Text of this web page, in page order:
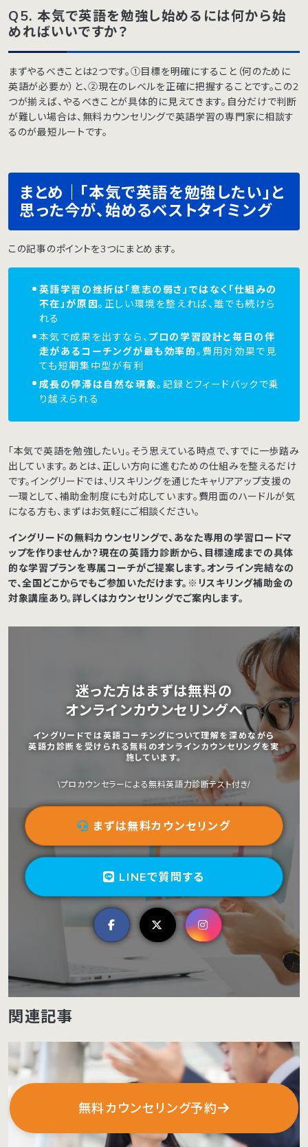
Q5. 本気で英語を勉強し始めるには何から始
めればいいですか？
まずやるべきことは2つです。①目標を明確にすること（何のために
英語が必要か）と、②現在のレベルを正確に把握することです。この2
つが揃えば、やるべきことが具体的に見えてきます。自分だけで判断
が難しい場合は、無料カウンセリングで英語学習の専門家に相談す
るのが最短ルートです。
まとめ｜「本気で英語を勉強したい」と
思った今が、始めるベストタイミング
この記事のポイントを3つにまとめます。
英語学習の挫折は「意志の弱さ」ではなく「仕組みの
不在」が原因。正しい環境を整えれば、誰でも続けら
れる
本気で成果を出すなら、 プロの学習設計と毎日の伴
走があるコーチングが最も効率的。費用対効果で見
ても短期集中型が有利
成長の停滞は自然な現象。記録とフィードバックで乗
り越えられる
「本気で英語を勉強したい」。そう思えている時点で、すでに一歩踏み
出しています。あとは、正しい方向に進むための仕組みを整えるだけ
です。イングリードでは、リスキリングを通じたキャリアアップ支援の
一環として、補助金制度にも対応しています。費用面のハードルが気
になる方も、まずはお気軽にご相談ください。
イングリードの無料カウンセリングで、あなた専用の学習ロードマ
ップを作りませんか？現在の英語力診断から、目標達成までの具体
的な学習プランを専属コーチがご提案します。オンライン完結なの
で、全国どこからでもご参加いただけます。※リスキリング補助金の
対象講座あり。詳しくはカウンセリングでご案内します。
迷った方はまずは無料の
オンラインカウンセリングへ
イングリードでは英語コーチングについて理解を深めながら
英語力診断を受けられる無料のオンラインカウンセリングを実
施しています。
\プロカウンセラーによる無料英語力診断テスト付き/
まずは無料カウンセリング
LINEで質問する
関連記事
無料カウンセリング予約